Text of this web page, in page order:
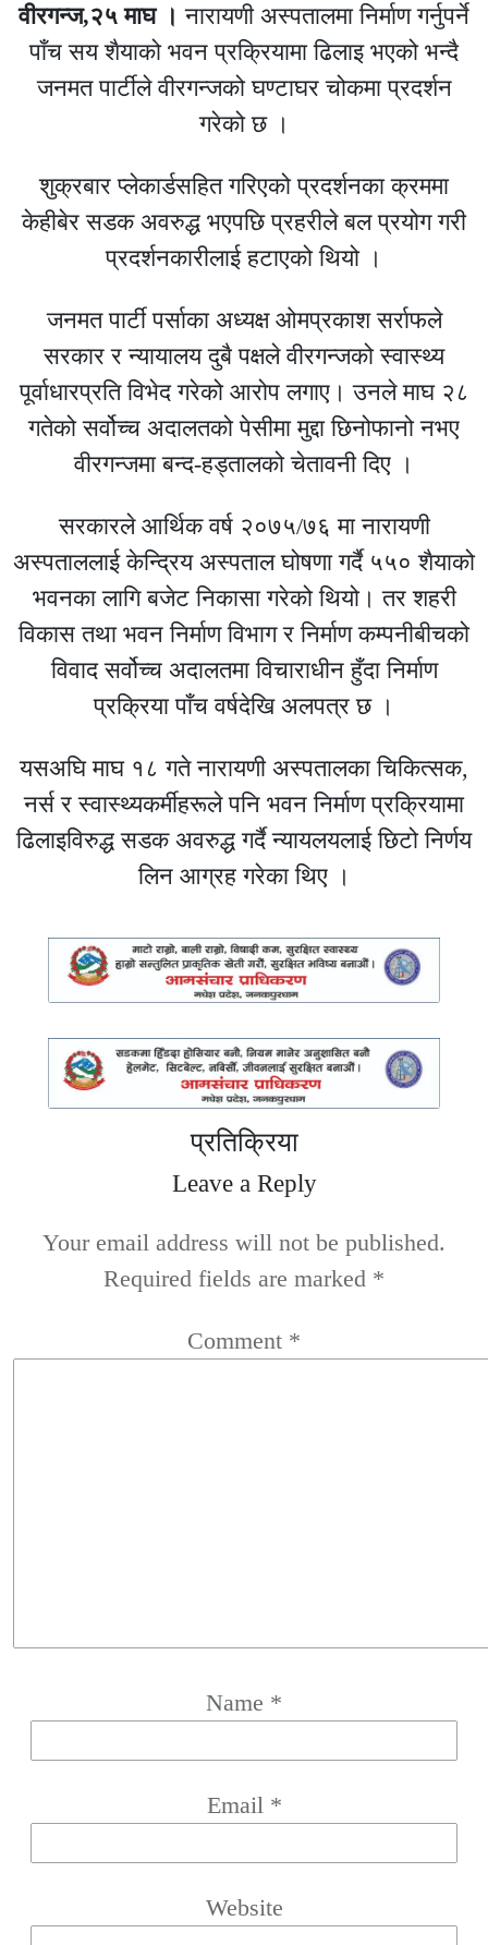
वीरगन्ज,२५ माघ । नारायणी अस्पतालमा निर्माण गर्नुपर्ने
पाँच सय शैयाको भवन प्रक्रियामा ढिलाइ भएको भन्दै
जनमत पार्टीले वीरगन्जको घण्टाघर चोकमा प्रदर्शन
गरेको छ ।
शुक्रबार प्लेकार्डसहित गरिएको प्रदर्शनका क्रममा
केहीबेर सडक अवरुद्ध भएपछि प्रहरीले बल प्रयोग गरी
प्रदर्शनकारीलाई हटाएको थियो ।
जनमत पार्टी पर्साका अध्यक्ष ओमप्रकाश सर्राफले
सरकार र न्यायालय दुबै पक्षले वीरगन्जको स्वास्थ्य
पूर्वाधारप्रति विभेद गरेको आरोप लगाए। उनले माघ २८
गतेको सर्वोच्च अदालतको पेसीमा मुद्दा छिनोफानो नभए
वीरगन्जमा बन्द-हड्तालको चेतावनी दिए ।
सरकारले आर्थिक वर्ष २०७५/७६ मा नारायणी
अस्पताललाई केन्द्रिय अस्पताल घोषणा गर्दै ५५० शैयाको
भवनका लागि बजेट निकासा गरेको थियो। तर शहरी
विकास तथा भवन निर्माण विभाग र निर्माण कम्पनीबीचको
विवाद सर्वोच्च अदालतमा विचाराधीन हुँदा निर्माण
प्रक्रिया पाँच वर्षदेखि अलपत्र छ ।
यसअघि माघ १८ गते नारायणी अस्पतालका चिकित्सक,
नर्स र स्वास्थ्यकर्मीहरूले पनि भवन निर्माण प्रक्रियामा
ढिलाइविरुद्ध सडक अवरुद्ध गर्दै न्यायलयलाई छिटो निर्णय
लिन आग्रह गरेका थिए ।
प्रतिक्रिया
Leave a Reply
Your email address will not be published.
Required fields are marked *
Comment *
Name *
Email *
Website